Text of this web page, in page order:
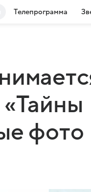
Телепрограмма
«Тайны
фото